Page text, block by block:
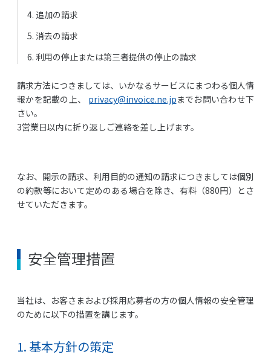
追加の請求
消去の請求
利用の停止または第三者提供の停止の請求
請求方法につきましては、いかなるサービスにまつわる個人情
報かを記載の上、 privacy@invoice.ne.jpまでお問い合わせ下
さい。
3営業日以内に折り返しご連絡を差し上げます。
なお、開示の請求、利用目的の通知の請求につきましては個別
の約款等において定めのある場合を除き、有料（880円）とさ
せていただきます。
安全管理措置
当社は、お客さまおよび採用応募者の方の個人情報の安全管理
のために以下の措置を講じます。
1. 基本方針の策定